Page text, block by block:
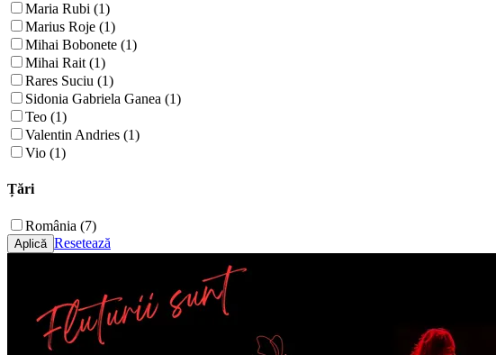
Maria Rubi (1)
Marius Roje (1)
Mihai Bobonete (1)
Mihai Rait (1)
Rares Suciu (1)
Sidonia Gabriela Ganea (1)
Teo (1)
Valentin Andries (1)
Vio (1)
Țări
România (7)
Resetează